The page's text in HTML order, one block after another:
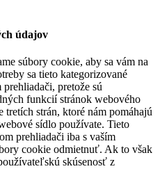
údajov
súbory cookie, aby sa vám na
sa tieto kategorizované
pretože sú
funkcií stránok webového
strán, ktoré nám pomáhajú
sídlo používate. Tieto
prehliadači iba s vaším
cookie odmietnuť. Ak to však
skúsenosť z